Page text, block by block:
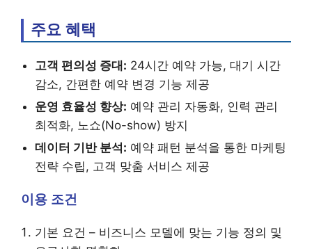
주요 혜택
고객 편의성 증대: 24시간 예약 가능, 대기 시간
감소, 간편한 예약 변경 기능 제공
운영 효율성 향상: 예약 관리 자동화, 인력 관리
최적화, 노쇼(No-show) 방지
데이터 기반 분석: 예약 패턴 분석을 통한 마케팅
전략 수립, 고객 맞춤 서비스 제공
이용 조건
기본 요건 – 비즈니스 모델에 맞는 기능 정의 및